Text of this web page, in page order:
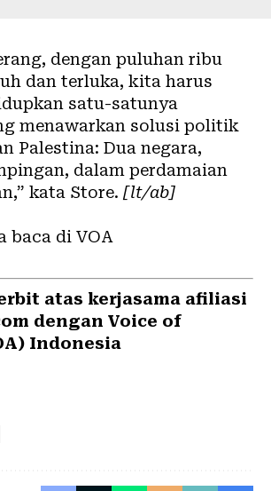
dengan puluhan ribu
dan terluka, kita harus
satu-satunya
menawarkan solusi politik
Palestina: Dua negara,
dalam perdamaian
kata Store. [lt/ab]
baca di VOA
atas kerjasama afiliasi
dengan Voice of
Indonesia